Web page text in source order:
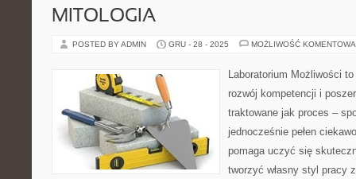
MITOLOGIA
POSTED BY ADMIN GRU - 28 - 2025 MOŻLIWOŚĆ
Laboratorium Możliwości
rozwój kompetencji i
traktowane jak proces –
jednocześnie pełen
pomaga uczyć się
tworzyć własny styl pracy